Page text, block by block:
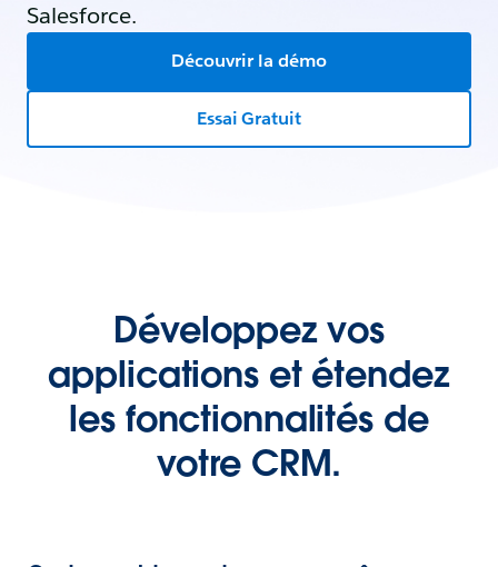
Salesforce.
Découvrir la démo
Essai Gratuit
Développez vos
applications et étendez
les fonctionnalités de
votre CRM.